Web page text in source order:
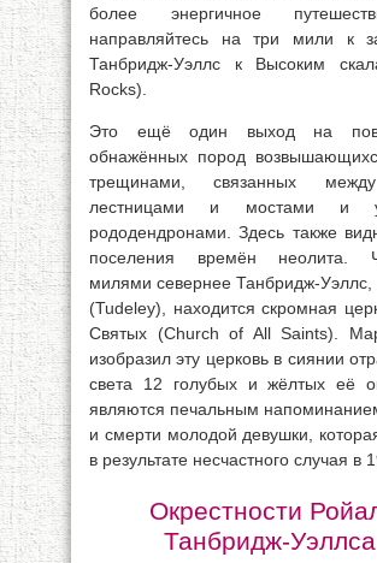
более энергичное
направляйтесь на три мили к
Танбридж-Уэллс к Высоким
Rocks).
Это ещё один выход на
обнажённых пород
трещинами, связанных
лестницами и мостами и
рододендронами. Здесь также
поселения времён неолита.
милями севернее Танбридж-Уэллс,
(Tudeley), находится скромная
Святых (Church of All Saints).
изобразил эту церковь в сиянии
света 12 голубых и жёлтых её
являются печальным
и смерти молодой девушки,
в результате несчастного случая в
Окрестности
Танбридж-Уэллса